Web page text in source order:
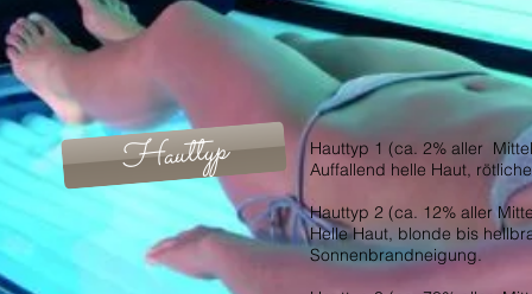
Hauttyp
Hauttyp 1 (ca. 2% aller
Auffallend helle Haut,
Hauttyp 2 (ca. 12% aller
Helle Haut, blonde bis
Sonnenbrandneigung.